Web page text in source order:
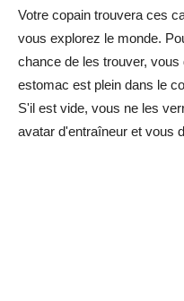
Votre copain trouvera ces
vous explorez le monde.
chance de les trouver,
estomac est plein dans le
S'il est vide, vous ne les
avatar d'entraîneur et vous